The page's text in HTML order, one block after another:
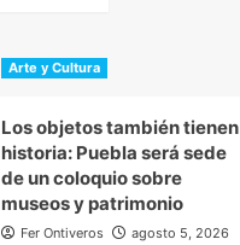
Arte y Cultura
Los objetos también tienen
historia: Puebla será sede
de un coloquio sobre
museos y patrimonio
Fer Ontiveros agosto 5, 2026